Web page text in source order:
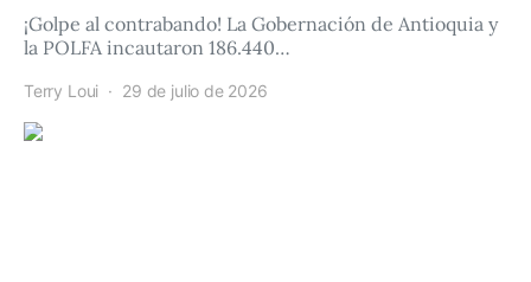
¡Golpe al contrabando! La Gobernación de Antioquia y
la POLFA incautaron 186.440…
Terry Loui 29 de julio de 2026